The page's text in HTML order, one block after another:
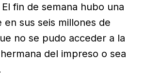
fin de semana hubo una
sus seis millones de
no se pudo acceder a la
del impreso o sea